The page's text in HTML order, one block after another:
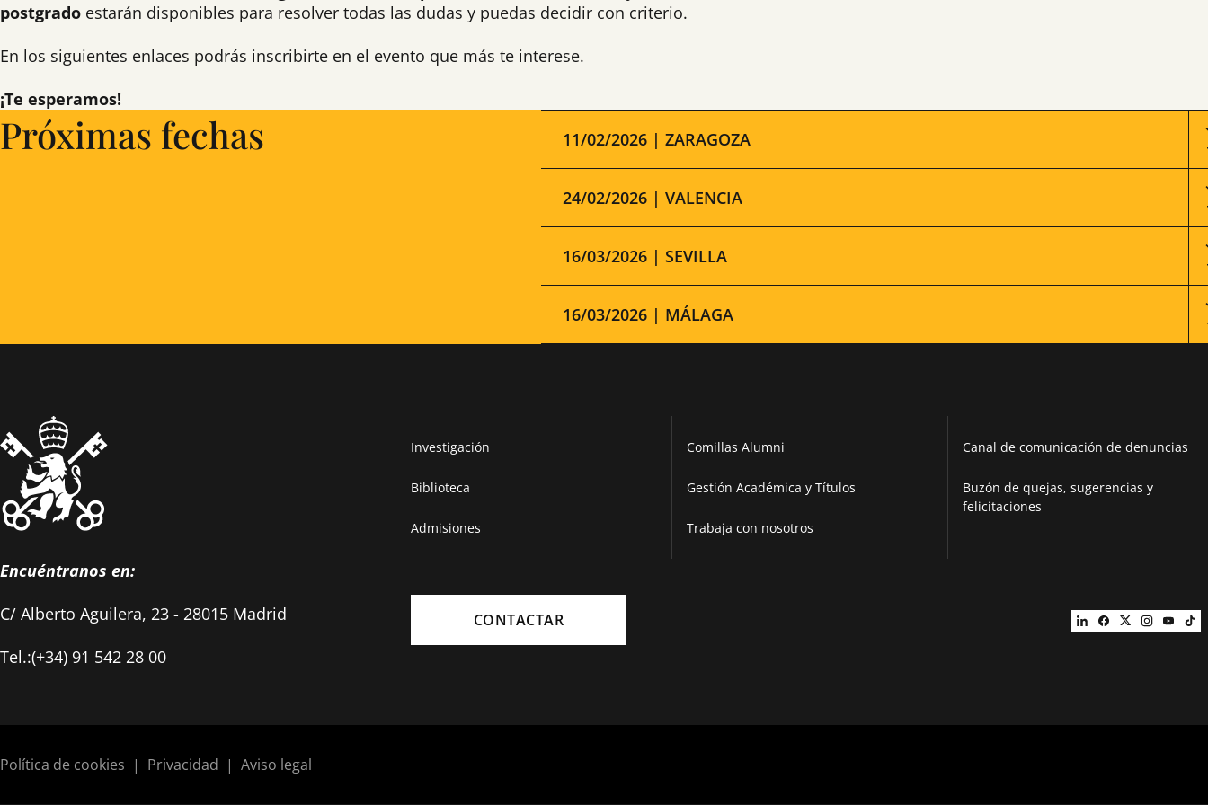
postgrado estarán disponibles para resolver todas las dudas y puedas decidir con criterio.
En los siguientes enlaces podrás inscribirte en el evento que más te interese.
¡Te esperamos!
Próximas fechas 11/02/2026 | ZARAGOZA
24/02/2026 | VALENCIA
16/03/2026 | SEVILLA
16/03/2026 | MÁLAGA
Encuéntranos en:
C/ Alberto Aguilera, 23 - 28015 Madrid
Tel.:(+34) 91 542 28 00
Investigación
Biblioteca
Admisiones
Comillas Alumni
Gestión Académica y Títulos
Trabaja con nosotros
Canal de comunicación de denuncias
Buzón de quejas, sugerencias y
felicitaciones
CONTACTAR
Política de cookies | Privacidad | Aviso legal